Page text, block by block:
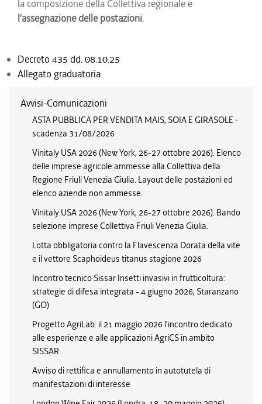
la composizione della Collettiva regionale e
l’assegnazione delle postazioni.
Decreto 435 dd. 08.10.25
Allegato graduatoria
Avvisi-Comunicazioni
ASTA PUBBLICA PER VENDITA MAIS, SOIA E GIRASOLE -
scadenza 31/08/2026
Vinitaly USA 2026 (New York, 26-27 ottobre 2026). Elenco
delle imprese agricole ammesse alla Collettiva della
Regione Friuli Venezia Giulia. Layout delle postazioni ed
elenco aziende non ammesse.
Vinitaly.USA 2026 (New York, 26-27 ottobre 2026). Bando
selezione imprese Collettiva Friuli Venezia Giulia.
Lotta obbligatoria contro la Flavescenza Dorata della vite
e il vettore Scaphoideus titanus stagione 2026
Incontro tecnico Sissar Insetti invasivi in frutticoltura:
strategie di difesa integrata - 4 giugno 2026, Staranzano
(GO)
Progetto AgriLab: il 21 maggio 2026 l’incontro dedicato
alle esperienze e alle applicazioni AgriCS in ambito
SISSAR
Avviso di rettifica e annullamento in autotutela di
manifestazioni di interesse